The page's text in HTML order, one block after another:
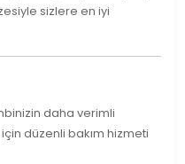
sizlere en iyi
daha verimli
düzenli bakım hizmeti